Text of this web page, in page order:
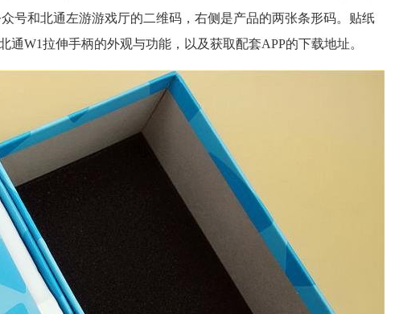
号和北通左游游戏厅的二维码，右侧是产品的两张条形码。贴纸
W1拉伸手柄的外观与功能，以及获取配套APP的下载地址。